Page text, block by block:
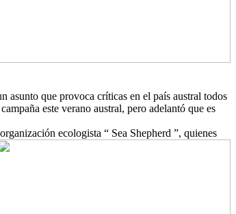
asunto que provoca críticas en el país austral todos
este verano austral, pero adelantó que es
ecologista “ Sea Shepherd ”, quienes